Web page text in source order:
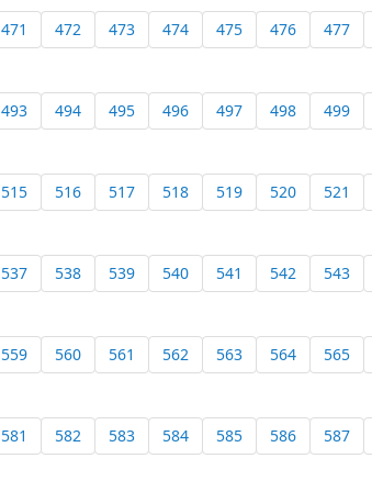
471 472 473 474 475 476 477
493 494 495 496 497 498 499
515 516 517 518 519 520 521
537 538 539 540 541 542 543
559 560 561 562 563 564 565
581 582 583 584 585 586 587